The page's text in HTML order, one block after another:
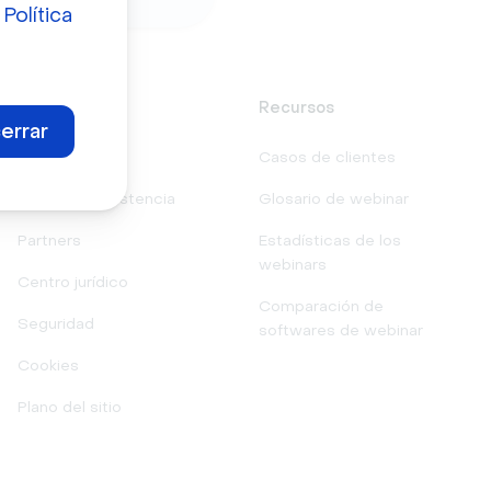
Política
Asistencia
Contacto
Centro de asistencia
Partners
Centro jurídico
Seguridad
Cookies
Plano del sitio
Recursos
Casos de clientes
Glosario de webinar
Estadísticas de los
webinars
Comparación de
softwares de webinar